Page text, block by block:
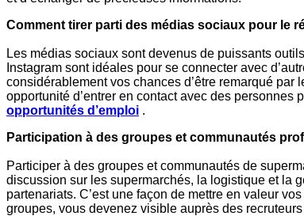
Comment tirer parti des médias sociaux pour le
Les médias sociaux sont devenus de puissants
Instagram sont idéales pour se connecter avec
considérablement vos chances d’être remarqué
opportunité d’entrer en contact avec des
opportunités d’emploi .
Participation à des groupes et communautés
Participer à des groupes et communautés de
discussion sur les supermarchés, la logistique et la
partenariats. C’est une façon de mettre en valeur
groupes, vous devenez visible auprès des